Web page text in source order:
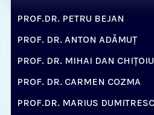
PROF.DR. PETRU BEJAN
PROF. DR. ANTON ADĂMUȚ
PROF. DR. MIHAI DAN CHIȚOIU
PROF. DR. CARMEN COZMA
PROF.DR. MARIUS